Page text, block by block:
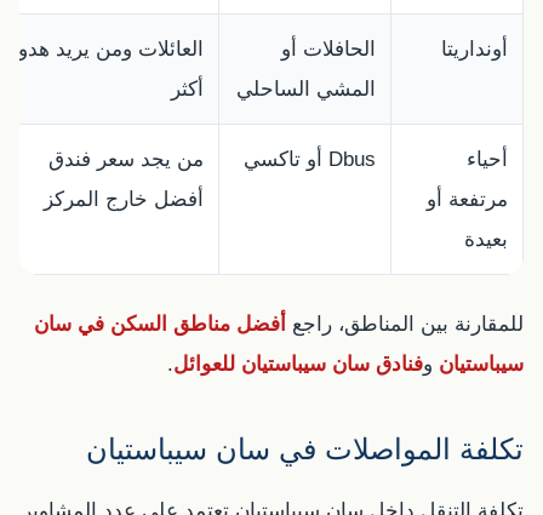
أونداريتا
الحافلات أو
المشي الساحلي
العائلات ومن يريد هدوءًا
أكثر
أحياء
مرتفعة أو
بعيدة
Dbus أو تاكسي
من يجد سعر فندق
أفضل خارج المركز
للمقارنة بين المناطق، راجع أفضل مناطق السكن في سان
سيباستيان وفنادق سان سيباستيان للعوائل.
تكلفة المواصلات في سان سيباستيان